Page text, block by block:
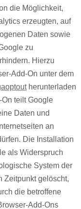
die Möglichkeit,
erzeugten, auf
Daten sowie
zu
Hierzu
Add-On unter dem
herunterladen
teilt Google
Daten und
an
Die Installation
als Widerspruch
System der
Zeitpunkt gelöscht,
die betroffene
Add-Ons